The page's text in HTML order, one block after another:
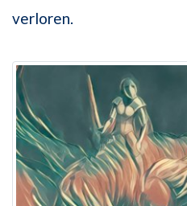
verloren.